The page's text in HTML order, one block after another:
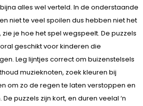
alles wel verteld. In de onderstaande
niet te veel spoilen dus hebben niet het
je hoe het spel wegspeelt. De puzzels
geschikt voor kinderen die
Leg lijntjes correct om buizenstelsels
muzieknoten, zoek kleuren bij
om zo de regen te laten verstoppen en
puzzels zijn kort, en duren veelal ‘n